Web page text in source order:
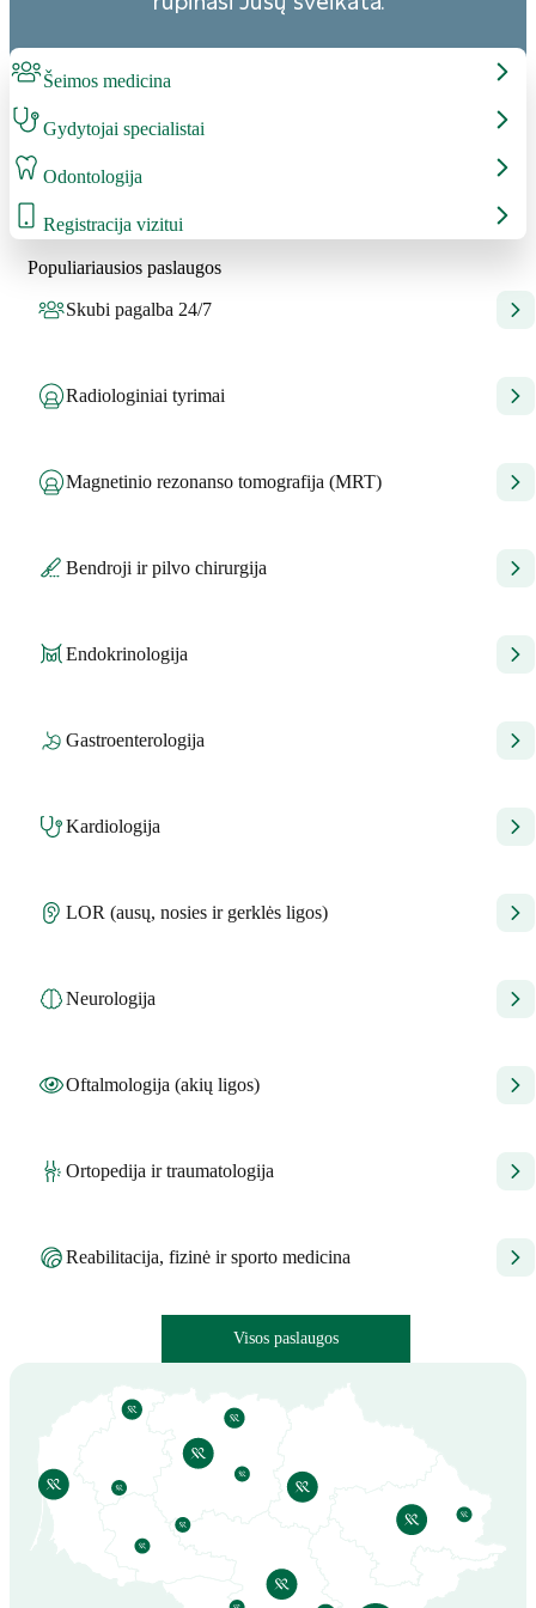
Šeimos medicina
Gydytojai specialistai
Odontologija
Registracija vizitui
Populiariausios paslaugos
Skubi pagalba 24/7
Radiologiniai tyrimai
Magnetinio rezonanso tomografija (MRT)
Bendroji ir pilvo chirurgija
Endokrinologija
Gastroenterologija
Kardiologija
LOR (ausų, nosies ir gerklės ligos)
Neurologija
Oftalmologija (akių ligos)
Ortopedija ir traumatologija
Reabilitacija, fizinė ir sporto medicina
Visos paslaugos